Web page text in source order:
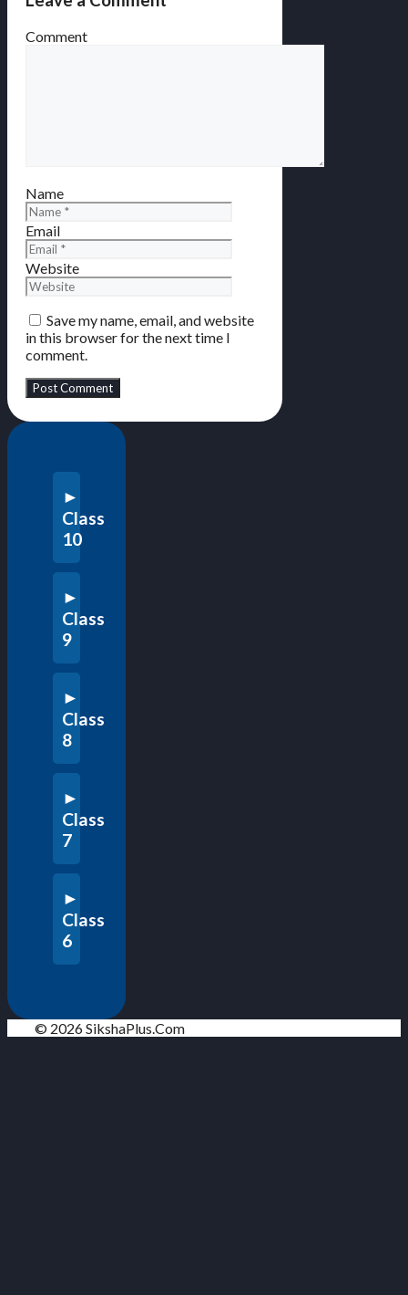
Comment
Name
Email
Website
Save my name, email, and website
in this browser for the next time I
comment.
Class
10
Class
9
Class
8
Class
7
Class
6
© 2026 SikshaPlus.Com